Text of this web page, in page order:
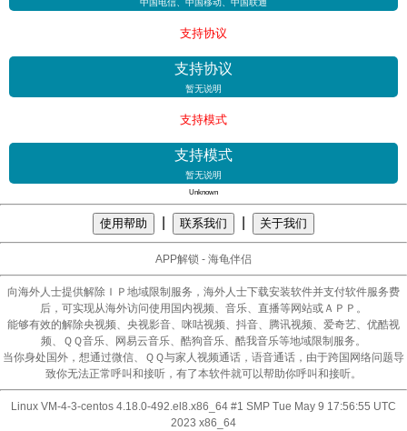
中国电信、中国移动、中国联通
支持协议
支持协议
暂无说明
支持模式
支持模式
暂无说明
Unknown
使用帮助 联系我们 关于我们
APP解锁 - 海龟伴侣
向海外人士提供解除ＩＰ地域限制服务，海外人士下载安装软件并支付软件服务费
后，可实现从海外访问使用国内视频、音乐、直播等网站或ＡＰＰ。
能够有效的解除央视频、央视影音、咪咕视频、抖音、腾讯视频、爱奇艺、优酷视
频、ＱＱ音乐、网易云音乐、酷狗音乐、酷我音乐等地域限制服务。
当你身处国外，想通过微信、ＱＱ与家人视频通话，语音通话，由于跨国网络问题导
致你无法正常呼叫和接听，有了本软件就可以帮助你呼叫和接听。
Linux VM-4-3-centos 4.18.0-492.el8.x86_64 #1 SMP Tue May 9 17:56:55 UTC
2023 x86_64